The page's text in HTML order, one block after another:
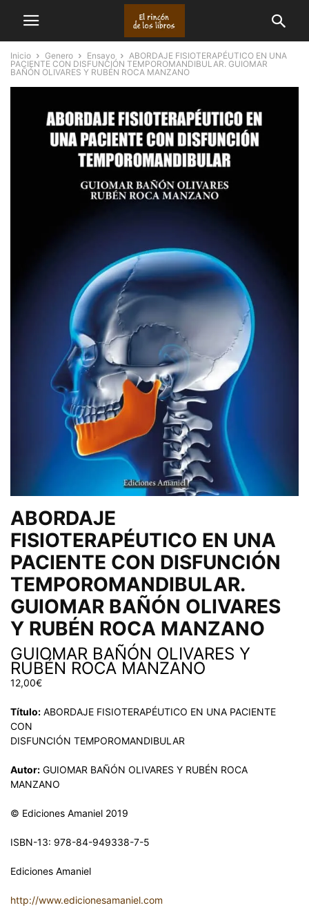
Inicio Genero Ensayo
ABORDAJE FISIOTERAPÉUTICO EN UNA
PACIENTE CON DISFUNCIÓN TEMPOROMANDIBULAR. GUIOMAR
BAÑÓN OLIVARES Y RUBÉN ROCA MANZANO
ABORDAJE
FISIOTERAPÉUTICO EN UNA
PACIENTE CON DISFUNCIÓN
TEMPOROMANDIBULAR.
GUIOMAR BAÑÓN OLIVARES
Y RUBÉN ROCA MANZANO
GUIOMAR BAÑÓN OLIVARES Y
RUBÉN ROCA MANZANO
12,00€
Título: ABORDAJE FISIOTERAPÉUTICO EN UNA PACIENTE
CON
DISFUNCIÓN TEMPOROMANDIBULAR
Autor: GUIOMAR BAÑÓN OLIVARES Y RUBÉN ROCA
MANZANO
© Ediciones Amaniel 2019
ISBN-13: 978-84-949338-7-5
Ediciones Amaniel
http://www.edicionesamaniel.com